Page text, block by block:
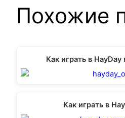
Похожие
Как играть в
Как играть в